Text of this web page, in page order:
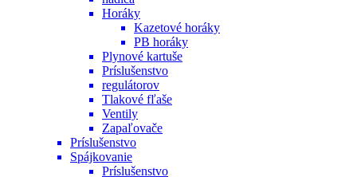
Horáky
Kazetové horáky
PB horáky
Plynové kartuše
Príslušenstvo
regulátorov
Tlakové fľaše
Ventily
Zapaľovače
Príslušenstvo
Spájkovanie
Príslušenstvo